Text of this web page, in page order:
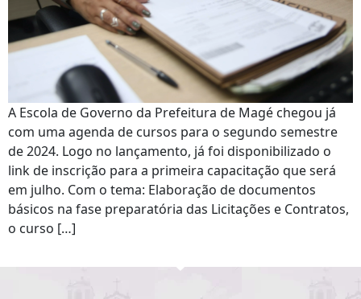
A Escola de Governo da Prefeitura de Magé chegou já
com uma agenda de cursos para o segundo semestre
de 2024. Logo no lançamento, já foi disponibilizado o
link de inscrição para a primeira capacitação que será
em julho. Com o tema: Elaboração de documentos
básicos na fase preparatória das Licitações e Contratos,
o curso […]